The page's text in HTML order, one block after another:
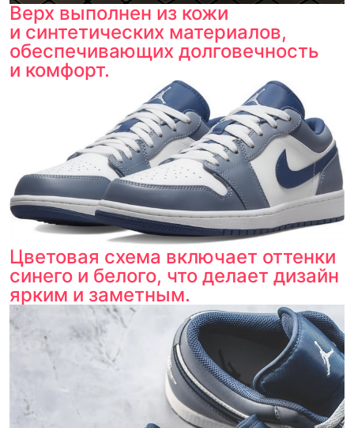
Верх выполнен из кожи
и синтетических материалов,
обеспечивающих долговечность
и комфорт.
Цветовая схема включает оттенки
синего и белого, что делает дизайн
ярким и заметным.